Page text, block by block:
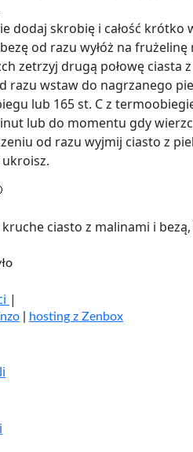
dodaj skrobię i całość krótko
od razu wyłóż na
zetrzyj drugą połowę ciasta
razu wstaw do nagrzanego
lub 165 st. C z
lub do momentu gdy
od razu wyjmij ciasto z
|
hosting z Zenbox